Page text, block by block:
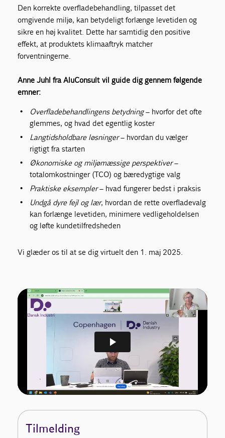
Den korrekte overfladebehandling, tilpasset det
omgivende miljø, kan betydeligt forlænge levetiden og
sikre en høj kvalitet. Dette har samtidig den positive
effekt, at produktets klimaaftryk matcher
forventningerne.
Anne Juhl fra AluConsult vil guide dig gennem følgende
emner:
Overfladebehandlingens betydning– hvorfor det ofte
glemmes, og hvad det egentlig koster
Langtidsholdbare løsninger– hvordan du vælger
rigtigt fra starten
Økonomiske og miljømæssige perspektiver–
totalomkostninger (TCO) og bæredygtige valg
Praktiske eksempler– hvad fungerer bedst i praksis
Undgå dyre fejl og lær, hvordan de rette overfladevalg
kan forlænge levetiden, minimere vedligeholdelsen
og løfte kundetilfredsheden
Vi glæder os til at se dig virtuelt den 1. maj 2025.
Tilmelding